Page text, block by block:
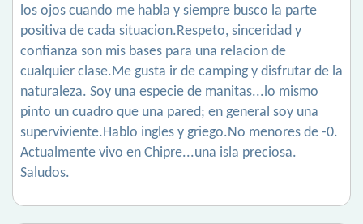
los ojos cuando me habla y siempre busco la parte
positiva de cada situacion.Respeto, sinceridad y
confianza son mis bases para una relacion de
cualquier clase.Me gusta ir de camping y disfrutar de la
naturaleza. Soy una especie de manitas...lo mismo
pinto un cuadro que una pared; en general soy una
superviviente.Hablo ingles y griego.No menores de -0.
Actualmente vivo en Chipre...una isla preciosa.
Saludos.